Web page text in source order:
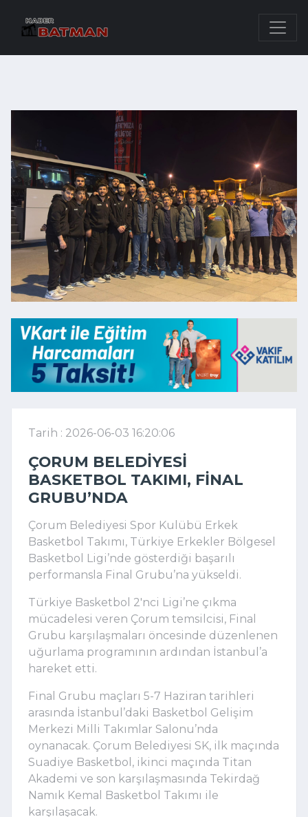
Tarih : 2026-06-03 16:20:06
ÇORUM BELEDIYESI
BASKETBOL TAKIMI, FINAL
GRUBU’NDA
Çorum Belediyesi Spor Kulübü Erkek
Basketbol Takımı, Türkiye Erkekler Bölgesel
Basketbol Ligi’nde gösterdiği başarılı
performansla Final Grubu’na yükseldi.
Türkiye Basketbol 2'nci Ligi’ne çıkma
mücadelesi veren Çorum temsilcisi, Final
Grubu karşılaşmaları öncesinde düzenlenen
uğurlama programının ardından İstanbul’a
hareket etti.
Final Grubu maçları 5-7 Haziran tarihleri
arasında İstanbul’daki Basketbol Gelişim
Merkezi Milli Takımlar Salonu’nda
oynanacak. Çorum Belediyesi SK, ilk maçında
Suadiye Basketbol, ikinci maçında Titan
Akademi ve son karşılaşmasında Tekirdağ
Namık Kemal Basketbol Takımı ile
karşılaşacak.